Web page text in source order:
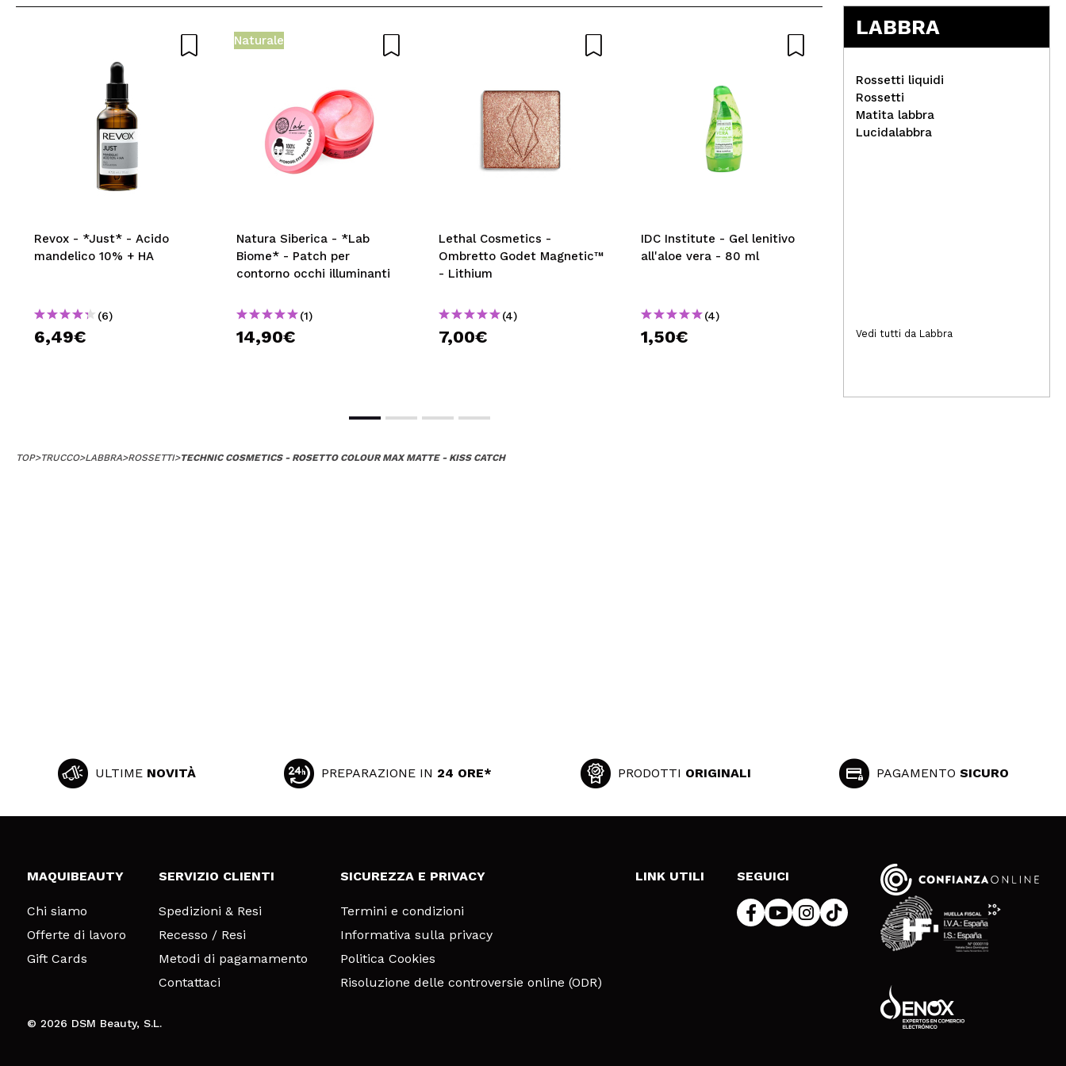
Revox - *Just* - Acido
mandelico 10% + HA
(6)
6,49€
Naturale
Natura Siberica - *Lab
Biome* - Patch per
contorno occhi illuminanti
(1)
14,90€
Lethal Cosmetics -
Ombretto Godet Magnetic™
- Lithium
(4)
7,00€
IDC Institute - Gel lenitivo
all'aloe vera - 80 ml
(4)
1,50€ 2,00€
LABBRA
Rossetti liquidi
Rossetti
Matita labbra
Lucidalabbra
Vedi tutti da Labbra
TOP>TRUCCO>LABBRA>ROSSETTI>TECHNIC COSMETICS - ROSETTO COLOUR MAX MATTE - KISS CATCH
ULTIME NOVITÀ PREPARAZIONE IN 24 ORE* PRODOTTI ORIGINALI PAGAMENTO SICURO
MAQUIBEAUTY
Chi siamo
Offerte di lavoro
Gift Cards
SERVIZIO CLIENTI
Spedizioni & Resi
Recesso / Resi
Metodi di pagamamento
Contattaci
SICUREZZA E PRIVACY
Termini e condizioni
Informativa sulla privacy
Politica Cookies
Risoluzione delle controversie online (ODR)
LINK UTILI SEGUICI
© 2026 DSM Beauty, S.L.